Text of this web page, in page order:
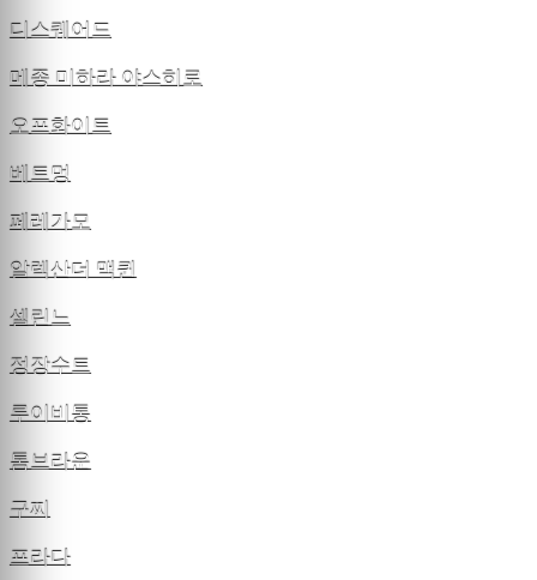
디스퀘어드
메종 미하라 야스히로
오프화이트
베트멍
페레가모
알렉산더 맥퀸
셀린느
정장수트
루이비통
톰브라운
구찌
프라다